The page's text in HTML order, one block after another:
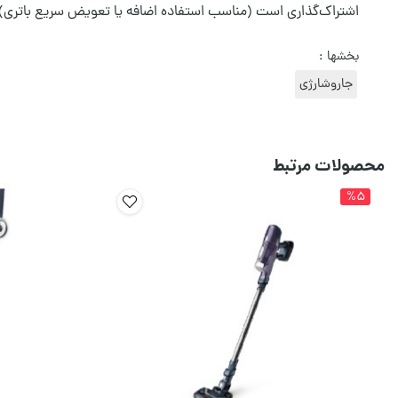
اشتراک‌گذاری است (مناسب استفاده اضافه یا تعویض سریع
بخشها :
جاروشارژی
محصولات مرتبط
%5